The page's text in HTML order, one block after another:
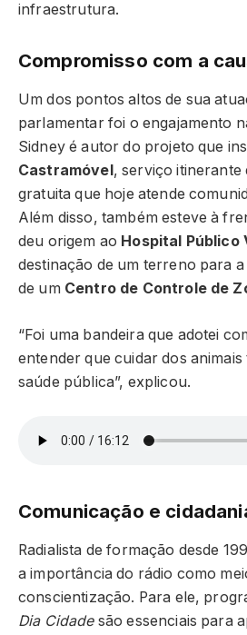
infraestrutura.
Compromisso com a
Um dos pontos altos de sua
parlamentar foi o engajamento
Sidney é autor do projeto que
Castramóvel , serviço itinerante
gratuita que hoje atende
Além disso, também esteve à
deu origem ao Hospital Público
destinação de um terreno para
de um Centro de Controle de
“Foi uma bandeira que adotei
entender que cuidar dos
saúde pública”, explicou.
Comunicação e
Radialista de formação desde
a importância do rádio como
conscientização. Para ele,
Dia Cidadesão essenciais para